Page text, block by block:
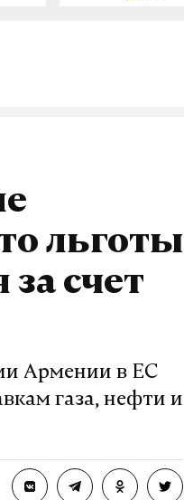
льготы
за счет
Армении в ЕС
газа, нефти и